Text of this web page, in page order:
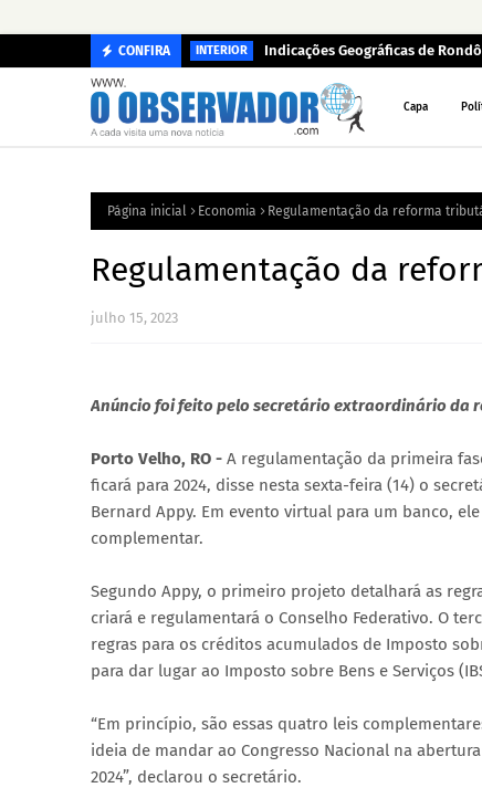
CONFIRA INTERIOR Indicações Geográficas de
Capa
Página inicial Economia Regulamentação da reforma
Regulamentação da
julho 15, 2023
Anúncio foi feito pelo secretário extraordinário da
Porto Velho, RO - A regulamentação da primeira
ficará para 2024, disse nesta sexta-feira (14) o
Bernard Appy. Em evento virtual para um banco,
complementar.
Segundo Appy, o primeiro projeto detalhará as
criará e regulamentará o Conselho Federativo. O
regras para os créditos acumulados de Imposto
para dar lugar ao Imposto sobre Bens e Serviços
“Em princípio, são essas quatro leis
ideia de mandar ao Congresso Nacional na
2024”, declarou o secretário.